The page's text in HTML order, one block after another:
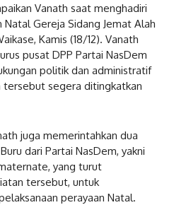
Vanath saat menghadiri
Natal Gereja Sidang Jemat Alah
Kamis (18/12). Vanath
pusat DPP Partai NasDem
politik dan administratif
segera ditingkatkan
juga memerintahkan dua
dari Partai NasDem, yakni
yang turut
tersebut, untuk
perayaan Natal.